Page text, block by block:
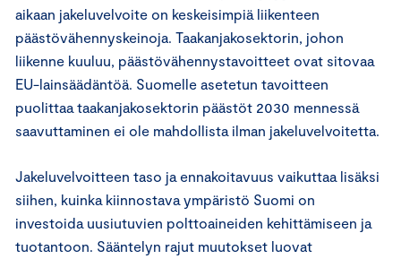
aikaan jakeluvelvoite on keskeisimpiä liikenteen
päästövähennyskeinoja. Taakanjakosektorin, johon
liikenne kuuluu, päästövähennystavoitteet ovat sitovaa
EU-lainsäädäntöä. Suomelle asetetun tavoitteen
puolittaa taakanjakosektorin päästöt 2030 mennessä
saavuttaminen ei ole mahdollista ilman jakeluvelvoitetta.
Jakeluvelvoitteen taso ja ennakoitavuus vaikuttaa lisäksi
siihen, kuinka kiinnostava ympäristö Suomi on
investoida uusiutuvien polttoaineiden kehittämiseen ja
tuotantoon. Sääntelyn rajut muutokset luovat